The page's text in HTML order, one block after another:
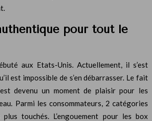
pour tout le
aux Etats-Unis. Actuellement, il s’est
est impossible de s’en débarrasser. Le fait
est devenu un moment de plaisir pour les
Parmi les consommateurs, 2 catégories
touchés. L’engouement pour les box